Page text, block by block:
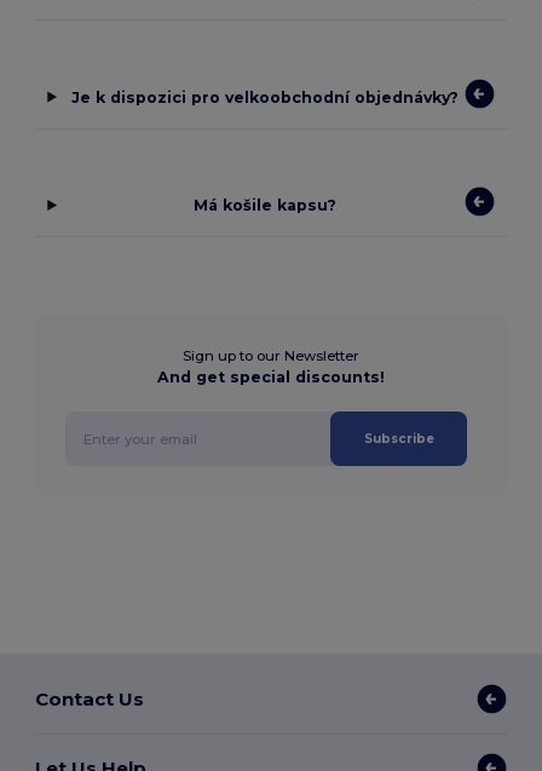
Je k dispozici pro velkoobchodní objednávky?
Má košile kapsu?
Sign up to our Newsletter
And get special discounts!
Subscribe
Contact Us